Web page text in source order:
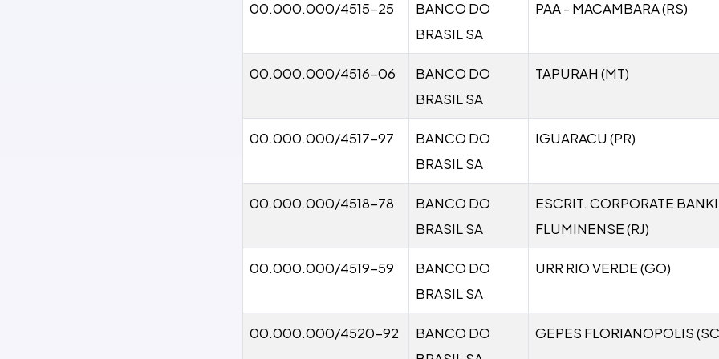
00.000.000/4515-25
BANCO DO
BRASIL SA
PAA - MACAMBARA (RS)
00.000.000/4516-06
BANCO DO
BRASIL SA
TAPURAH (MT)
00.000.000/4517-97
BANCO DO
BRASIL SA
IGUARACU (PR)
00.000.000/4518-78
BANCO DO
BRASIL SA
ESCRIT. CORPORATE
FLUMINENSE (RJ)
00.000.000/4519-59
BANCO DO
BRASIL SA
URR RIO VERDE (GO)
00.000.000/4520-92
BANCO DO
GEPES FLORIANOPOLIS